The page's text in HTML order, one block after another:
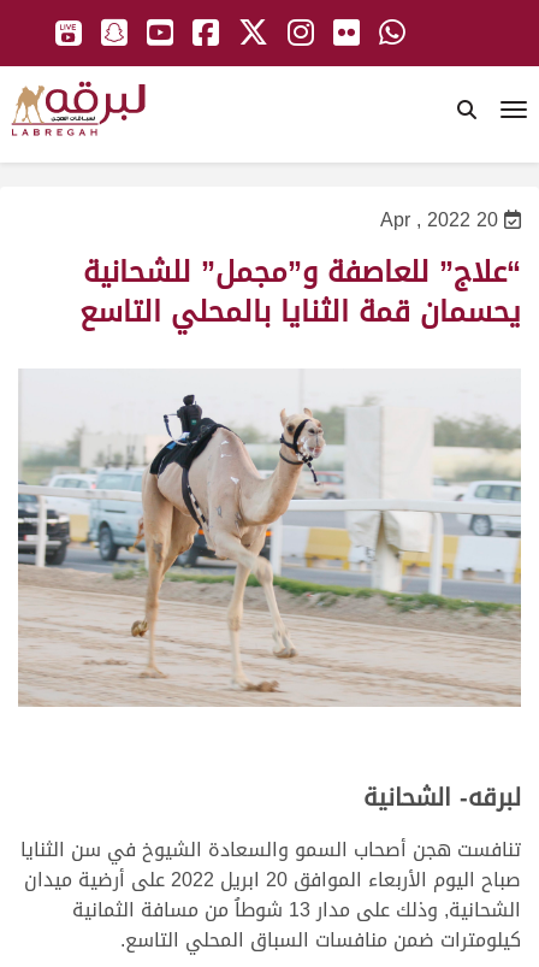
20 Apr , 2022
“علاج” للعاصفة و”مجمل” للشحانية
يحسمان قمة الثنايا بالمحلي التاسع
لبرقه- الشحانية
تنافست هجن أصحاب السمو والسعادة الشيوخ في سن الثنايا
صباح اليوم الأربعاء الموافق 20 ابريل 2022 على أرضية ميدان
الشحانية, وذلك على مدار 13 شوطاُ من مسافة الثمانية
كيلومترات ضمن منافسات السباق المحلي التاسع.